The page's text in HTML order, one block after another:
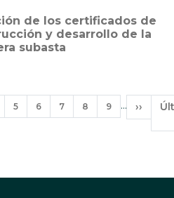
de los certificados de
y desarrollo de la
subasta
Página
5 Página
6 Página
7 Página
8 Página
9 …
página
››